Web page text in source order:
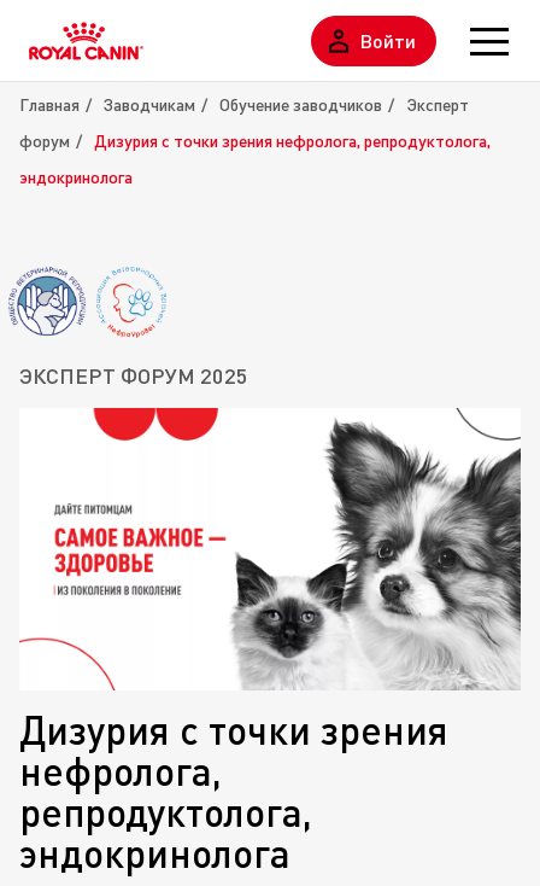
Войти
Главная Заводчикам Обучение заводчиков
Эксперт
форум
Дизурия с точки зрения нефролога, репродуктолога,
эндокринолога
ЭКСПЕРТ ФОРУМ 2025
Дизурия с точки зрения
нефролога,
репродуктолога,
эндокринолога